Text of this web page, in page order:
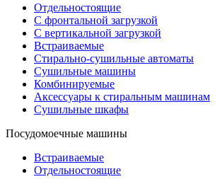
Отдельностоящие
С фронтальной загрузкой
С вертикальной загрузкой
Встраиваемые
Стирально-сушильные автоматы
Сушильные машины
Комбинируемые
Аксессуары к стиральным машинам
Сушильные шкафы
Посудомоечные машины
Встраиваемые
Отдельностоящие